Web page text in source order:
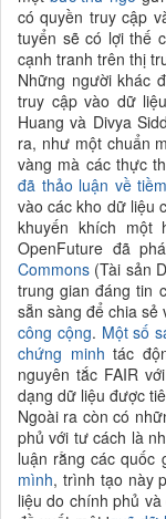
có quyền truy cập
tuyển sẽ có lợi thế
cạnh tranh trên thị
Những người khác
truy cập vào dữ
Huang và Divya
ra, như một chuẩn
vàng mà các thực
đã thảo luận về
vào các kho dữ liệu
khuyến khích một
OpenFuture đã
Commons (Tài sản
trung gian đáng tin
sẵn sàng để chia sẻ
công cộng. Một số
chứng minh tác
nguyên tắc FAIR
dạng dữ liệu được
Ngoài ra còn có
phủ với tư cách là
luận rằng các quốc
mình, trình tạo này
liệu do chính phủ